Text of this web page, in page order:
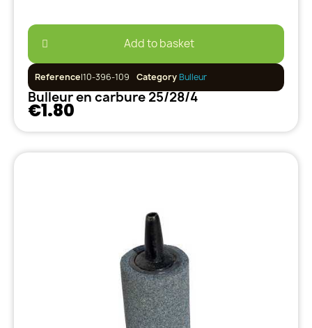
Add to basket
ReferenceI10-396-109 CategoryBulleur
Bulleur en carbure 25/28/4
€1.80